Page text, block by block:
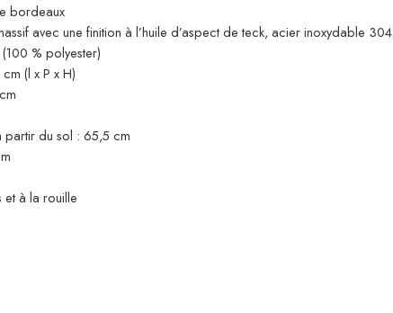
bordeaux
avec une finition à l’huile d’aspect de teck, acier inoxydable 304
% polyester)
(l x P x H)
du sol : 65,5 cm
et à la rouille